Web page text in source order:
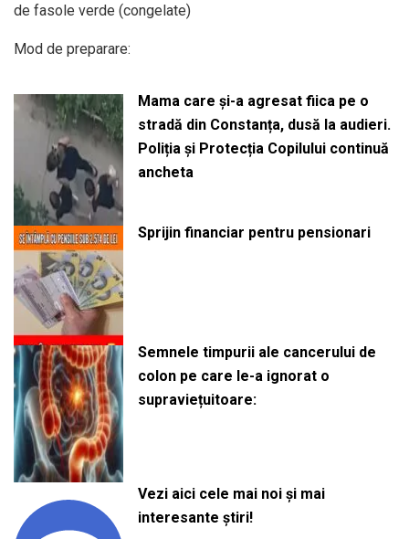
de fasole verde (congelate)
Mod de preparare:
Mama care și-a agresat fiica pe o
stradă din Constanța, dusă la audieri.
Poliția și Protecția Copilului continuă
ancheta
Sprijin financiar pentru pensionari
Semnele timpurii ale cancerului de
colon pe care le-a ignorat o
supraviețuitoare:
Vezi aici cele mai noi și mai
interesante știri!